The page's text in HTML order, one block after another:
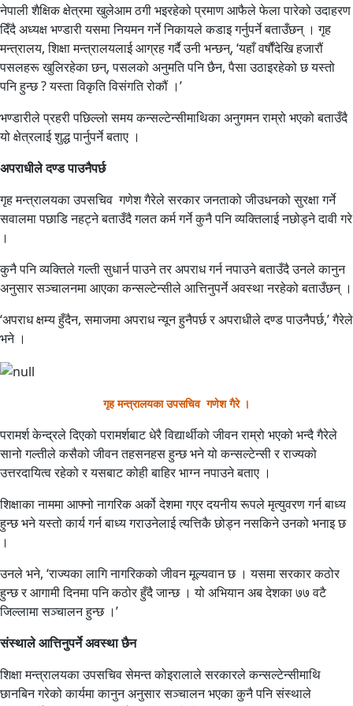
नेपाली शैक्षिक क्षेत्रमा खुलेआम ठगी भइरहेको प्रमाण आफैले फेला पारेको उदाहरण
दिँदै अध्यक्ष भण्डारी यसमा नियमन गर्ने निकायले कडाइ गर्नुपर्ने बताउँछन् । गृह
मन्त्रालय, शिक्षा मन्त्रालयलाई आग्रह गर्दै उनी भन्छन्, ‘यहाँ वर्षौंदेखि हजारौं
पसलहरू खुलिरहेका छन्, पसलको अनुमति पनि छैन, पैसा उठाइरहेको छ यस्तो
पनि हुन्छ ? यस्ता विकृति विसंगति रोकौं ।’
भण्डारीले प्रहरी पछिल्लो समय कन्सल्टेन्सीमाथिका अनुगमन राम्रो भएको बताउँदै
यो क्षेत्रलाई शुद्ध पार्नुपर्ने बताए ।
अपराधीले दण्ड पाउनैपर्छ
गृह मन्त्रालयका उपसचिव गणेश गैरेले सरकार जनताको जीउधनको सुरक्षा गर्ने
सवालमा पछाडि नहट्ने बताउँदै गलत कर्म गर्ने कुनै पनि व्यक्तिलाई नछोड्ने दावी गरे
।
कुनै पनि व्यक्तिले गल्ती सुधार्न पाउने तर अपराध गर्न नपाउने बताउँदै उनले कानुन
अनुसार सञ्चालनमा आएका कन्सल्टेन्सीले आत्तिनुपर्ने अवस्था नरहेको बताउँछन् ।
‘अपराध क्षम्य हुँदैन, समाजमा अपराध न्यून हुनैपर्छ र अपराधीले दण्ड पाउनैपर्छ,’ गैरेले
भने ।
गृह मन्त्रालयका उपसचिव गणेश गैरे ।
परामर्श केन्द्रले दिएको परामर्शबाट धेरै विद्यार्थीको जीवन राम्रो भएको भन्दै गैरेले
सानो गल्तीले कसैको जीवन तहसनहस हुन्छ भने यो कन्सल्टेन्सी र राज्यको
उत्तरदायित्व रहेको र यसबाट कोही बाहिर भाग्न नपाउने बताए ।
शिक्षाका नाममा आफ्नो नागरिक अर्को देशमा गएर दयनीय रूपले मृत्युवरण गर्न बाध्य
हुन्छ भने यस्तो कार्य गर्न बाध्य गराउनेलाई त्यत्तिकै छोड्न नसकिने उनको भनाइ छ
।
उनले भने, ‘राज्यका लागि नागरिकको जीवन मूल्यवान छ । यसमा सरकार कठोर
हुन्छ र आगामी दिनमा पनि कठोर हुँदै जान्छ । यो अभियान अब देशका ७७ वटै
जिल्लामा सञ्चालन हुन्छ ।’
संस्थाले आत्तिनुपर्ने अवस्था छैन
शिक्षा मन्त्रालयका उपसचिव सेमन्त कोइरालाले सरकारले कन्सल्टेन्सीमाथि
छानबिन गरेको कार्यमा कानुन अनुसार सञ्चालन भएका कुनै पनि संस्थाले